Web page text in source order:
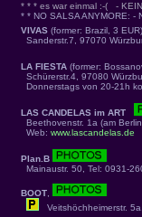
* * * es war einmal :-( -
* * NO SALSA ANYMORE: -
VIVAS (former: Brazil, 3 EUR)
Sanderstr.7, 97070
LA FIESTA (former:
Schürerstr.4, 97080
Donnerstags von 20-21h
LAS CANDELAS im ART
Beethovenstr. 1a (am
Web: www.lascandelas.de
Plan.B
Mainaustr. 50, Tel: 0931-
BOOT
Veitshöchheimerstr.